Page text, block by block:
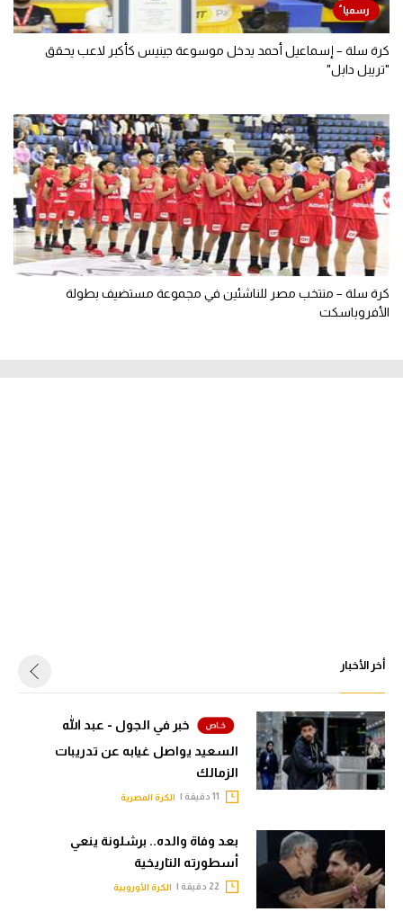
كرة سلة – إسماعيل أحمد يدخل موسوعة جينيس كأكبر لاعب يحقق
"تريبل دابل"
كرة سلة – منتخب مصر للناشئين في مجموعة مستضيف بطولة
الأفروباسكت
أخر الأخبار
خبر في الجول - عبد الله
السعيد يواصل غيابه عن تدريبات
الزمالك
الكرة المصرية
بعد وفاة والده.. برشلونة ينعي
أسطورته التاريخية
الكرة الأوروبية